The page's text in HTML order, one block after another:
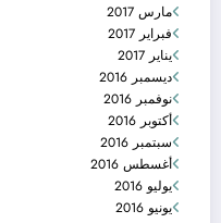
مارس 2017
فبراير 2017
يناير 2017
ديسمبر 2016
نوفمبر 2016
أكتوبر 2016
سبتمبر 2016
أغسطس 2016
يوليو 2016
يونيو 2016